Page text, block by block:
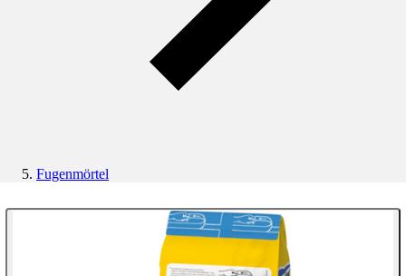
Fugenmörtel